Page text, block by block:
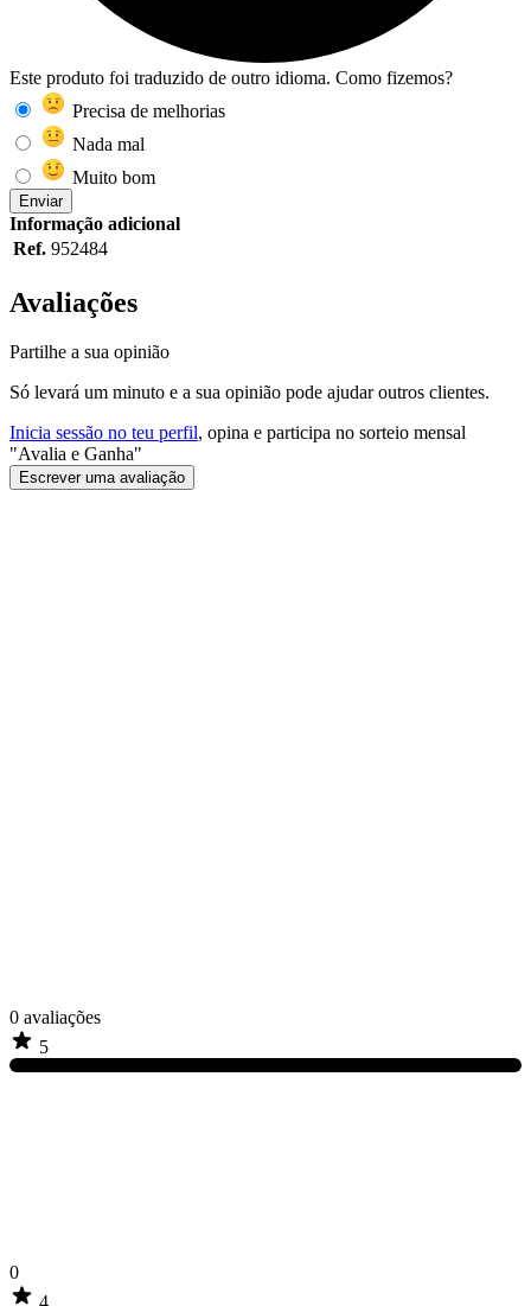
Este produto foi traduzido de outro idioma. Como fizemos?
Precisa de melhorias
Nada mal
Muito bom
Enviar
Informação adicional
Ref. 952484
Avaliações
Partilhe a sua opinião
Só levará um minuto e a sua opinião pode ajudar outros clientes.
Inicia sessão no teu perfil, opina e participa no sorteio mensal
"Avalia e Ganha"
Escrever uma avaliação
0 avaliações
5
0